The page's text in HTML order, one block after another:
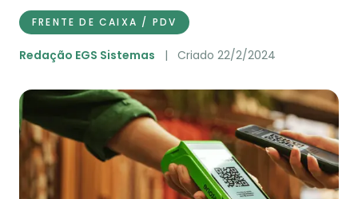
FRENTE DE CAIXA / PDV
Redação EGS Sistemas Criado 22/2/2024